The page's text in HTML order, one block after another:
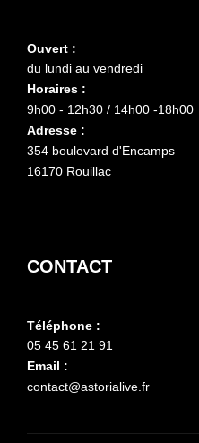
Ouvert :
du lundi au vendredi
Horaires :
9h00 - 12h30 / 14h00 -18h00
Adresse :
354 boulevard d'Encamps
16170 Rouillac
CONTACT
Téléphone :
05 45 61 21 91
Email :
contact@astorialive.fr